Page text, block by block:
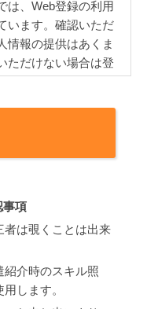
は、Web登録の利用
います。確認いただ
情報の提供はあくま
ただけない場合は登
人情報取扱責任者の
り扱わせる場合もあ
より1年に1回以上個
派遣元責任者は少な
事項
者は覗くことは出来
紹介時のスキル照
します。